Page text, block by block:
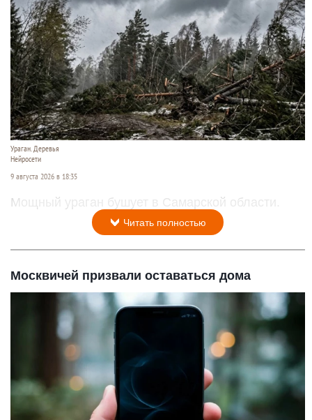
Ураган. Деревья
Нейросети
9 августа 2026 в 18:35
Мощный ураган бушует в Самарской области.
Читать полностью
Москвичей призвали оставаться дома